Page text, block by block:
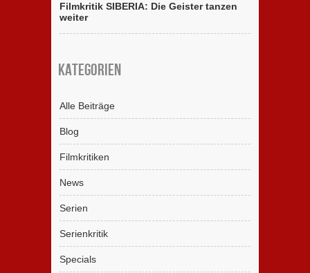
Filmkritik SIBERIA: Die Geister tanzen
weiter
Kategorien
Alle Beiträge
Blog
Filmkritiken
News
Serien
Serienkritik
Specials